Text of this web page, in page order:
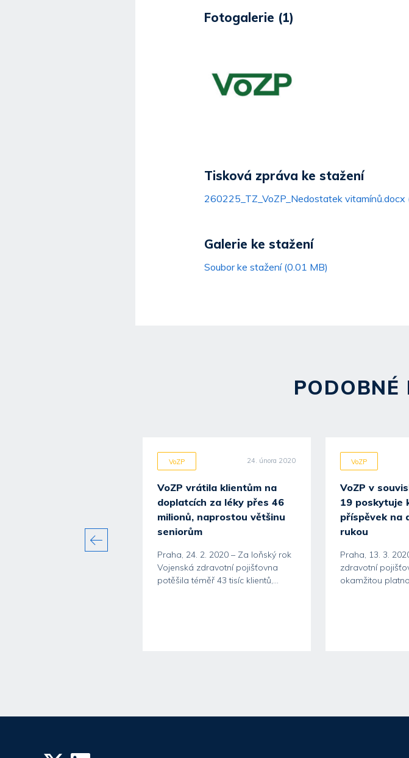
Fotogalerie (1)
Tisková zpráva ke stažení
260225_TZ_VoZP_Nedostatek vitamínů.docx
Galerie ke stažení
Soubor ke stažení (0.01 MB)
PODOBNÉ
VoZP 24. února 2020
VoZP vrátila klientům na
doplatcích za léky přes 46
milionů, naprostou většinu
seniorům
Praha, 24. 2. 2020 – Za loňský rok
Vojenská zdravotní pojišťovna
potěšila téměř 43 tisíc klientů,...
VoZP
VoZP v
19 poskytuje
příspěvek na
rukou
Praha, 13. 3.
zdravotní
okamžitou